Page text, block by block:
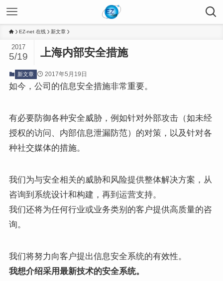
EZ-net 在线 新文章
上海内部安全措施
2017
5/19
新文章 2017年5月19日
如今，公司的信息安全措施非常重要。
有必要防御各种安全威胁，例如针对外部攻击（如未经
授权的访问、内部信息泄漏防范）的对策，以及针对各
种社交媒体的措施。
我们为与安全相关的威胁和风险提供整体解决方案，从
咨询到系统设计和构建，再到运营支持。
我们还将为任何行业或业务类别的客户提供高质量的咨
询。
我们将努力向客户提出信息安全系统的有效性。
我想介绍采用最新技术的安全系统。